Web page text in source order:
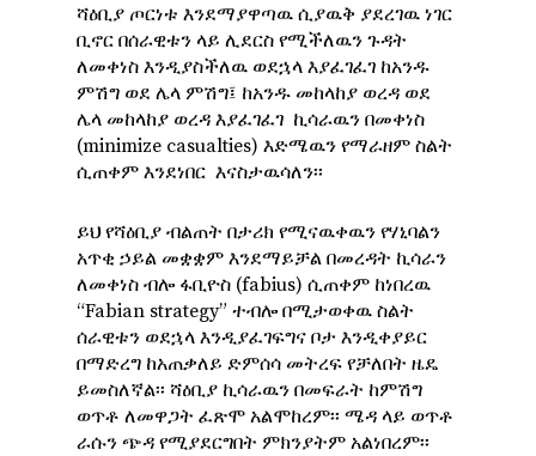
ሻዕቢያ ጦርነቱ እንደማያዋጣዉ ሲያዉቅ ያደረገዉ ነገር
ቢኖር በሰራዊቱን ላይ ሊደርስ የሚችለዉን ጉዳት
ለመቀነስ እንዲያስችለዉ ወደኋላ እያፈገፈገ ከአንዱ
ምሽግ ወደ ሌላ ምሽግ፤ ከአንዱ መከላከያ ወረዳ ወደ
ሌላ መከላከያ ወረዳ እያፈገፈገ ኪሳራዉን በመቀነስ
(minimize casualties) እድሜዉን የማራዘም ስልት
ሲጠቀም እንደነበር እናስታዉሳለን፡፡
ይህ የሻዕቢያ ብልጠት በታሪክ የሚናዉቀዉን የሃኒባልን
አጥቂ ኃይል መቋቋም እንደማይቻል በመረዳት ኪሳራን
ለመቀነስ ብሎ ፋቢዮስ (fabius) ሲጠቀም ከነበረዉ
“Fabian strategy” ተብሎ በሚታወቀዉ ስልት
ሰራዊቱን ወደኋላ እንዲያፈገፍግና ቦታ እንዲቀያይር
በማድረግ ከአጠቃለይ ድምሰሳ መትረፍ የቻለበት ዜዴ
ይመስለኛል፡፡ ሻዕቢያ ኪሳራዉን በመፍራት ከምሽግ
ወጥቶ ለመዋጋት ፈጽሞ አልሞከረም፡፡ ሜዳ ላይ ወጥቶ
ራሱን ጭዳ የሚያደርግበት ምክንያትም አልነበረም፡፡